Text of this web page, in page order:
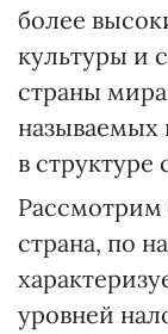
более
культуры и
страны мира
называемых
в структуре
Рассмотрим
страна, по
уровней